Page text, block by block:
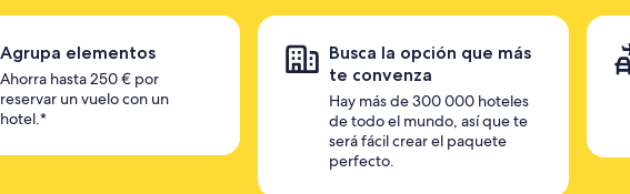
Agrupa elementos
Ahorra hasta 250 € por
reservar un vuelo con un
hotel.*
Busca la opción que más
te convenza
Hay más de 300 000 hoteles
de todo el mundo, así que te
será fácil crear el paquete
perfecto.